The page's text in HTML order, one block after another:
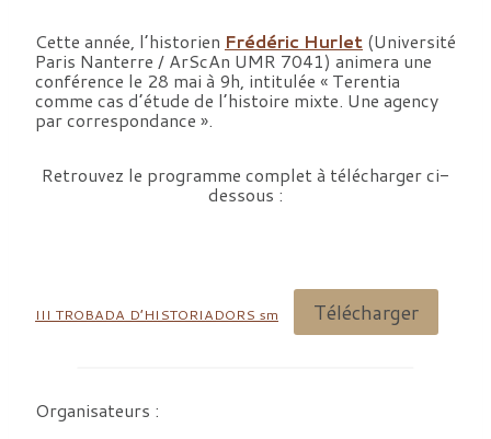
Cette année, l’historien Frédéric Hurlet (Université
Paris Nanterre / ArScAn UMR 7041) animera une
conférence le 28 mai à 9h, intitulée « Terentia
comme cas d’étude de l’histoire mixte. Une agency
par correspondance ».
Retrouvez le programme complet à télécharger ci-
dessous :
III TROBADA D’HISTORIADORS sm Télécharger
Organisateurs :